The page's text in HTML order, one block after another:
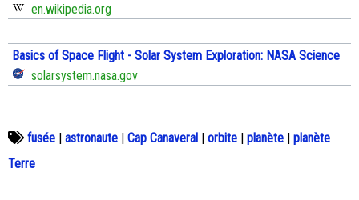
en.wikipedia.org
Basics of Space Flight - Solar System Exploration: NASA Science
solarsystem.nasa.gov
fusée | astronaute | Cap Canaveral | orbite | planète | planète
Terre